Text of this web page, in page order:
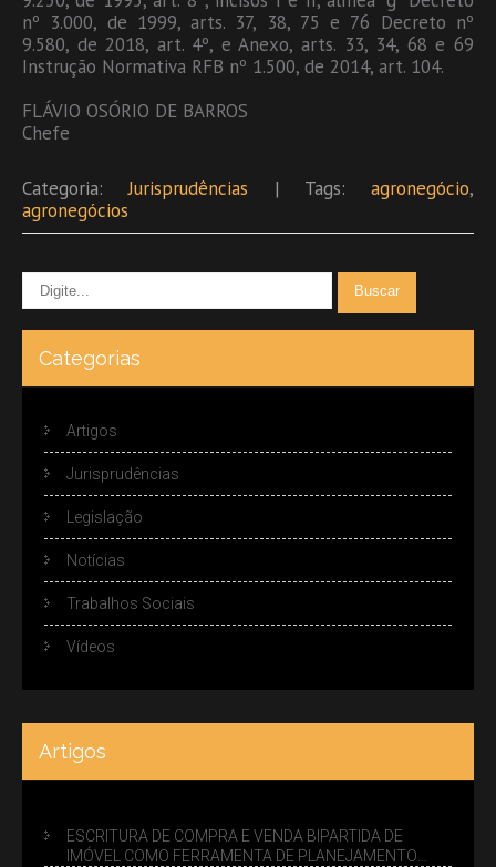
nº 3.000, de 1999, arts. 37, 38, 75 e 76 Decreto nº
9.580, de 2018, art. 4º, e Anexo, arts. 33, 34, 68 e 69
Instrução Normativa RFB nº 1.500, de 2014, art. 104.
FLÁVIO OSÓRIO DE BARROS
Chefe
Categoria:Jurisprudências | Tags: agronegócio,
agronegócios
Categorias
Artigos
Jurisprudências
Legislação
Notícias
Trabalhos Sociais
Vídeos
Artigos
ESCRITURA DE COMPRA E VENDA BIPARTIDA DE
IMÓVEL COMO FERRAMENTA DE PLANEJAMENTO